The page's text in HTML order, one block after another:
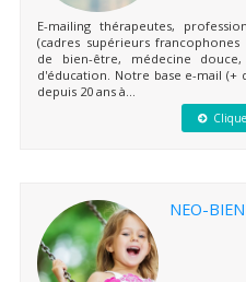
E-mailing thérapeutes,
(cadres supérieurs
de bien-être, médecine
d'éducation. Notre base e-mail (+
depuis 20 ans à...
NEO-